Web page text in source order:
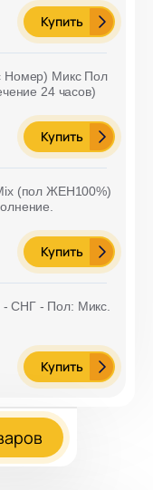
Купить
Номер) Микс Пол
24 часов)
Купить
(пол ЖЕН100%)
Купить
СНГ - Пол: Микс.
Купить